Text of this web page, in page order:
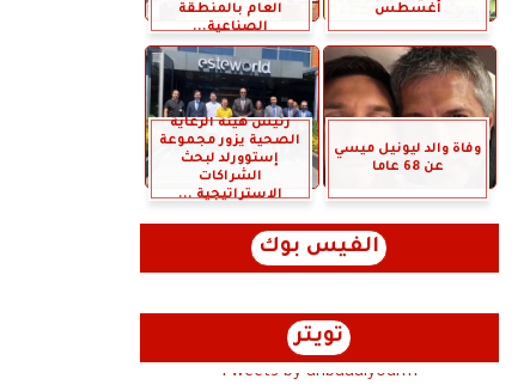
أغسطس
العام بالمنطقة
الصناعية...
وفاة والد ليونيل ميسي
عن 68 عاما
رئيس هيئة الرعاية
الصحية يزور مجموعة
إستوورلد لبحث
الشراكات
الاستراتيجية ...
الفيس بوك
تويتر
Tweets by anbaaalyoum1